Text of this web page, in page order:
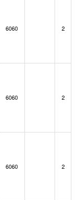
6060 2
6060 2
6060 2